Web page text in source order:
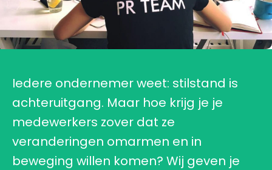
Iedere ondernemer weet: stilstand is
achteruitgang. Maar hoe krijg je je
medewerkers zover dat ze
veranderingen omarmen en in
beweging willen komen? Wij geven je